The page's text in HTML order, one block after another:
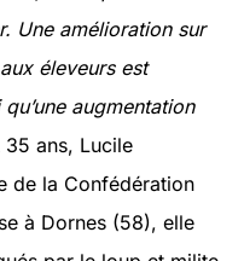
Une amélioration sur
éleveurs est
augmentation
35 ans, Lucile
de la Confédération
à Dornes (58), elle